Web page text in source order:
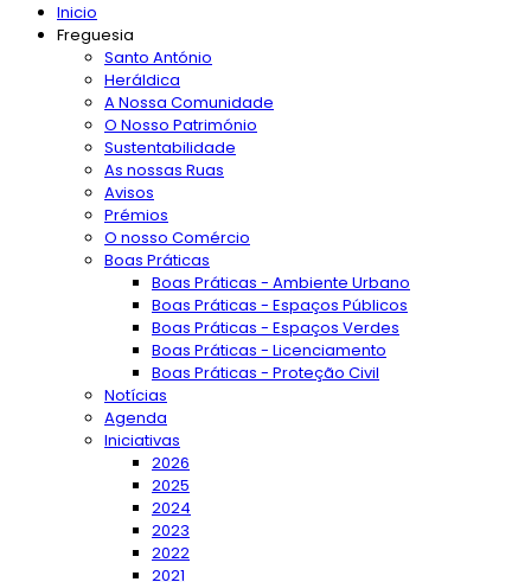
Inicio
Freguesia
Santo António
Heráldica
A Nossa Comunidade
O Nosso Património
Sustentabilidade
As nossas Ruas
Avisos
Prémios
O nosso Comércio
Boas Práticas
Boas Práticas - Ambiente Urbano
Boas Práticas - Espaços Públicos
Boas Práticas - Espaços Verdes
Boas Práticas - Licenciamento
Boas Práticas - Proteção Civil
Notícias
Agenda
Iniciativas
2026
2025
2024
2023
2022
2021